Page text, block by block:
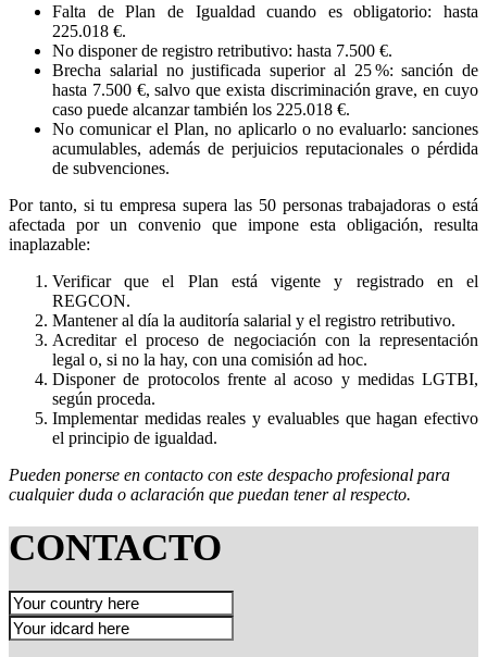
Falta de Plan de Igualdad cuando es obligatorio: hasta
225.018 €.
No disponer de registro retributivo: hasta 7.500 €.
Brecha salarial no justificada superior al 25 %: sanción de
hasta 7.500 €, salvo que exista discriminación grave, en cuyo
caso puede alcanzar también los 225.018 €.
No comunicar el Plan, no aplicarlo o no evaluarlo: sanciones
acumulables, además de perjuicios reputacionales o pérdida
de subvenciones.
Por tanto, si tu empresa supera las 50 personas trabajadoras o está
afectada por un convenio que impone esta obligación, resulta
inaplazable:
Verificar que el Plan está vigente y registrado en el
REGCON.
Mantener al día la auditoría salarial y el registro retributivo.
Acreditar el proceso de negociación con la representación
legal o, si no la hay, con una comisión ad hoc.
Disponer de protocolos frente al acoso y medidas LGTBI,
según proceda.
Implementar medidas reales y evaluables que hagan efectivo
el principio de igualdad.
Pueden ponerse en contacto con este despacho profesional para
cualquier duda o aclaración que puedan tener al respecto.
CONTACTO